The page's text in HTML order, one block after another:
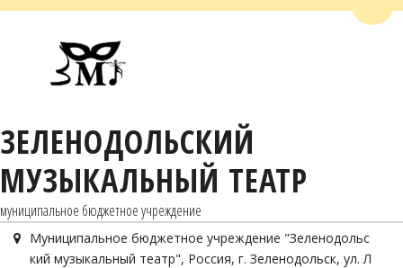
ЗЕЛЕНОДОЛЬСКИЙ
МУЗЫКАЛЬНЫЙ ТЕАТР
муниципальное бюджетное учреждение
Муниципальное бюджетное учреждение "Зеленодольс
кий музыкальный театр", Россия, г. Зеленодольск, ул. Л